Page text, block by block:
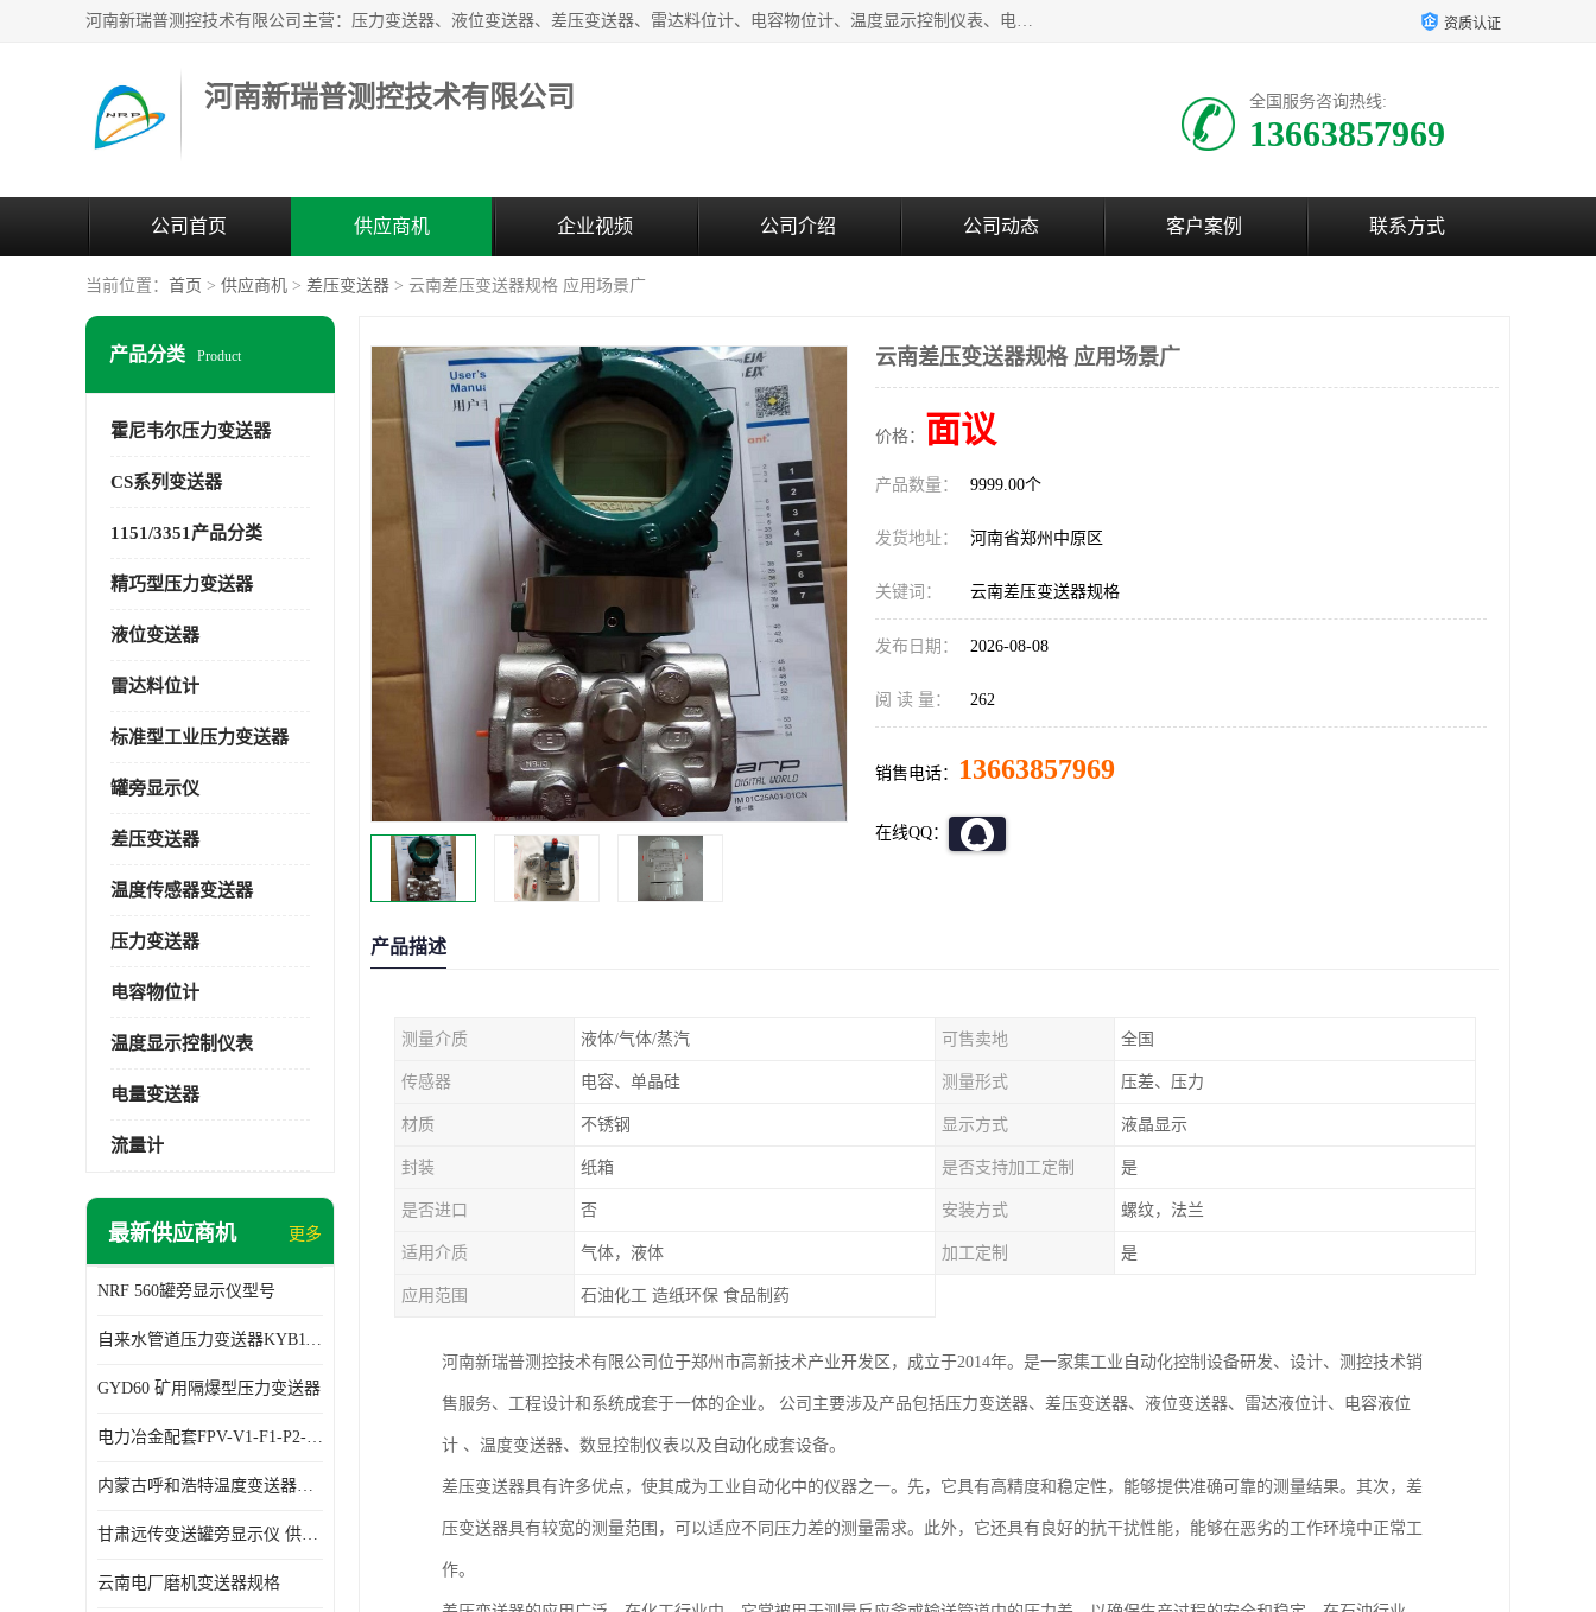
河南新瑞普测控技术有限公司主营：压力变送器、液位变送器、差压变送器、雷达料位计、电容物位计、温度显示控制仪表、电量变送器、流量计、工业自动化系统成套设备。 资质认证
河南新瑞普测控技术有限公司 全国服务咨询热线:
13663857969
公司首页 供应商机 企业视频 公司介绍 公司动态 客户案例 联系方式
当前位置： 首页 > 供应商机 > 差压变送器 > 云南差压变送器规格 应用场景广
产品分类 Product
霍尼韦尔压力变送器
CS系列变送器
1151/3351产品分类
精巧型压力变送器
液位变送器
雷达料位计
标准型工业压力变送器
罐旁显示仪
差压变送器
温度传感器变送器
压力变送器
电容物位计
温度显示控制仪表
电量变送器
流量计
最新供应商机 更多
NRF 560罐旁显示仪型号
自来水管道压力变送器KYB11G03M2型号 使用方便
GYD60 矿用隔爆型压力变送器
电力冶金配套FPV-V1-F1-P2-03电压变送器
内蒙古呼和浩特温度变送器配套罐旁显示仪供应 性能稳定
甘肃远传变送罐旁显示仪 供应及时
云南电厂磨机变送器规格
云南差压变送器规格 应用场景广
价格： 面议
产品数量： 9999.00个
发货地址： 河南省郑州中原区
关键词： 云南差压变送器规格
发布日期： 2026-08-08
阅 读 量： 262
销售电话： 13663857969
在线QQ：
产品描述
测量介质 液体/气体/蒸汽 可售卖地 全国
传感器 电容、单晶硅 测量形式 压差、压力
材质 不锈钢 显示方式 液晶显示
封装 纸箱 是否支持加工定制 是
是否进口 否 安装方式 螺纹，法兰
适用介质 气体，液体 加工定制 是
应用范围 石油化工 造纸环保 食品制药
河南新瑞普测控技术有限公司位于郑州市高新技术产业开发区，成立于2014年。是一家集工业自动化控制设备研发、设计、测控技术销
售服务、工程设计和系统成套于一体的企业。 公司主要涉及产品包括压力变送器、差压变送器、液位变送器、雷达液位计、电容液位
计 、温度变送器、数显控制仪表以及自动化成套设备。
差压变送器具有许多优点，使其成为工业自动化中的仪器之一。先，它具有高精度和稳定性，能够提供准确可靠的测量结果。其次，差
压变送器具有较宽的测量范围，可以适应不同压力差的测量需求。此外，它还具有良好的抗干扰性能，能够在恶劣的工作环境中正常工
作。